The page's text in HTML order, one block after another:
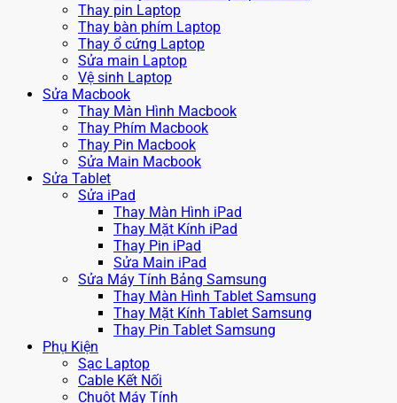
Thay pin Laptop
Thay bàn phím Laptop
Thay ổ cứng Laptop
Sửa main Laptop
Vệ sinh Laptop
Sửa Macbook
Thay Màn Hình Macbook
Thay Phím Macbook
Thay Pin Macbook
Sửa Main Macbook
Sửa Tablet
Sửa iPad
Thay Màn Hình iPad
Thay Mặt Kính iPad
Thay Pin iPad
Sửa Main iPad
Sửa Máy Tính Bảng Samsung
Thay Màn Hình Tablet Samsung
Thay Mặt Kính Tablet Samsung
Thay Pin Tablet Samsung
Phụ Kiện
Sạc Laptop
Cable Kết Nối
Chuột Máy Tính